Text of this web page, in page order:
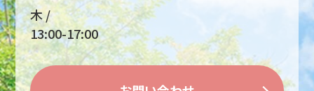
木
13:00-17:00